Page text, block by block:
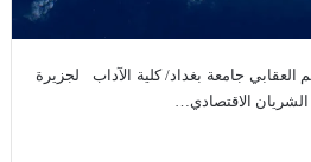
العقابي جامعة بغداد/ كلية الآداب لجزيرة
الشريان الاقتصادي…